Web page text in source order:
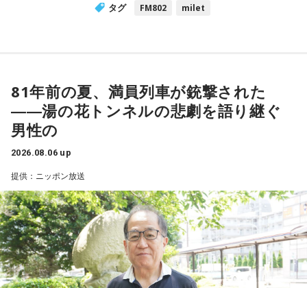
タグ FM802 milet
81年前の夏、満員列車が銃撃された
――湯の花トンネルの悲劇を語り継ぐ
男性の
2026.08.06 up
提供：ニッポン放送